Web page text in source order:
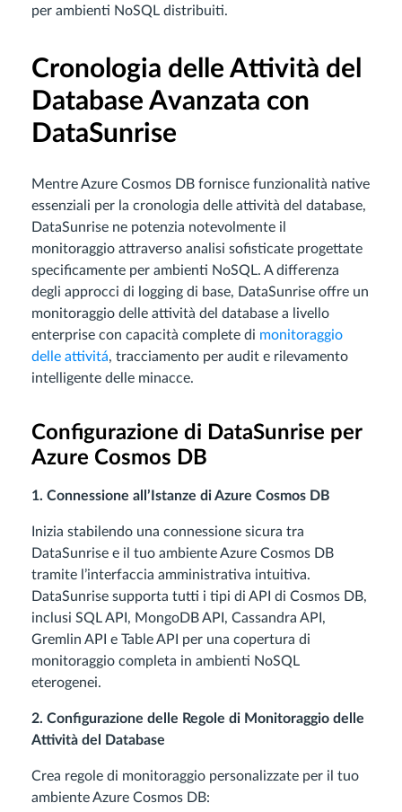
per ambienti NoSQL distribuiti.
Cronologia delle Attività del
Database Avanzata con
DataSunrise
Mentre Azure Cosmos DB fornisce funzionalità native
essenziali per la cronologia delle attività del database,
DataSunrise ne potenzia notevolmente il
monitoraggio attraverso analisi sofisticate progettate
specificamente per ambienti NoSQL. A differenza
degli approcci di logging di base, DataSunrise offre un
monitoraggio delle attività del database a livello
enterprise con capacità complete di monitoraggio
delle attivitá, tracciamento per audit e rilevamento
intelligente delle minacce.
Configurazione di DataSunrise per
Azure Cosmos DB
1. Connessione all’Istanze di Azure Cosmos DB
Inizia stabilendo una connessione sicura tra
DataSunrise e il tuo ambiente Azure Cosmos DB
tramite l’interfaccia amministrativa intuitiva.
DataSunrise supporta tutti i tipi di API di Cosmos DB,
inclusi SQL API, MongoDB API, Cassandra API,
Gremlin API e Table API per una copertura di
monitoraggio completa in ambienti NoSQL
eterogenei.
2. Configurazione delle Regole di Monitoraggio delle
Attività del Database
Crea regole di monitoraggio personalizzate per il tuo
ambiente Azure Cosmos DB: